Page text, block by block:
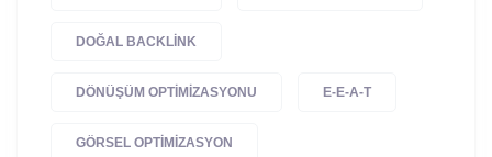
DOĞAL BACKLINK
DÖNÜŞÜM OPTIMIZASYONU E-E-A-T
GÖRSEL OPTIMIZASYON